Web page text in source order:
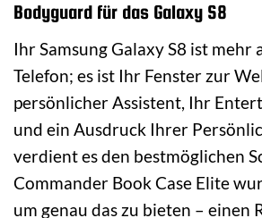
Bodyguard für das Galaxy S8
Ihr Samsung Galaxy S8 ist mehr
Telefon; es ist Ihr Fenster zur
persönlicher Assistent, Ihr
und ein Ausdruck Ihrer
verdient es den bestmöglichen
Commander Book Case Elite
um genau das zu bieten – einen